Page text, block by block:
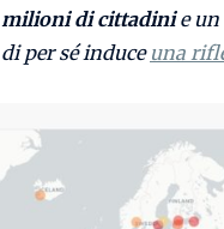
milioni di cittadinie un
di per sé induce una